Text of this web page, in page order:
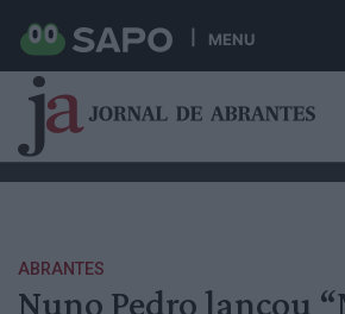
MENU
ABRANTES
Nuno Pedro lançou